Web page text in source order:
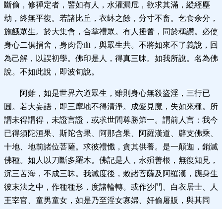
斷偷，修禪定者，譬如有人，水灌漏卮，欲求其滿，縱經塵
劫，終無平復。若諸比丘，衣缽之餘，分寸不畜。乞食余分，
施餓眾生。於大集會，合掌禮眾。有人捶詈，同於稱讚。必使
身心二俱捐舍，身肉骨血，與眾生共。不將如來不了義說，回
為己解，以誤初學。佛印是人，得真三昧。如我所說。名為佛
說。不如此說，即波旬說。
阿難，如是世界六道眾生，雖則身心無殺盜淫，三行已
圓。若大妄語，即三摩地不得清淨。成愛見魔，失如來種。所
謂未得謂得，未證言證，或求世間尊勝第一。謂前人言：我今
已得須陀洹果、斯陀含果、阿那含果、阿羅漢道、辟支佛乘、
十地、地前諸位菩薩。求彼禮懺，貪其供養。是一顛迦，銷滅
佛種。如人以刀斷多羅木。佛記是人，永殞善根，無復知見，
沉三苦海，不成三昧。我滅度後，敕諸菩薩及阿羅漢，應身生
彼末法之中，作種種形，度諸輪轉。或作沙門、白衣居士、人
王宰官、童男童女，如是乃至淫女寡婦、奸偷屠販，與其同